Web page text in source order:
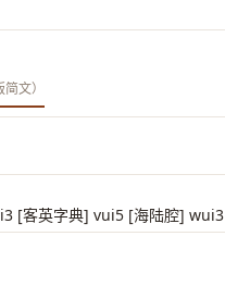
简文）
[客英字典] vui5 [海陆腔] wui3